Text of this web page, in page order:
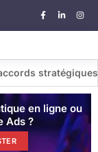
conclus lors de
en ligne ou
Ads ?